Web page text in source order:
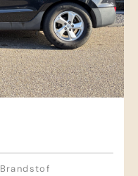
Brandstof